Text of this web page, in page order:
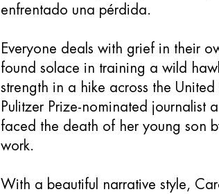
enfrentado una pérdida.
Everyone deals with grief in their
found solace in training a wild
strength in a hike across the
Pulitzer Prize-nominated
faced the death of her young son
work.
With a beautiful narrative style,